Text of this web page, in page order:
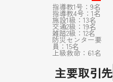
指導教1号：9名
指導教4号：1名
施設1級：13名
交通2級：19名
雑踏2級：12名
防災センター要
員：15名
上級救命：61名
主要取引先